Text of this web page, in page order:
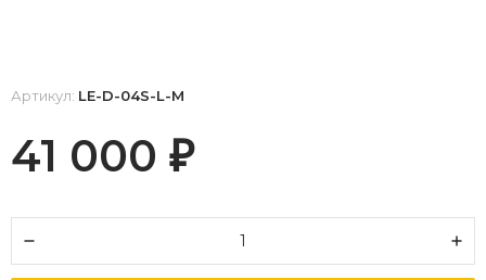
Артикул: LE-D-04S-L-M
41 000 ₽